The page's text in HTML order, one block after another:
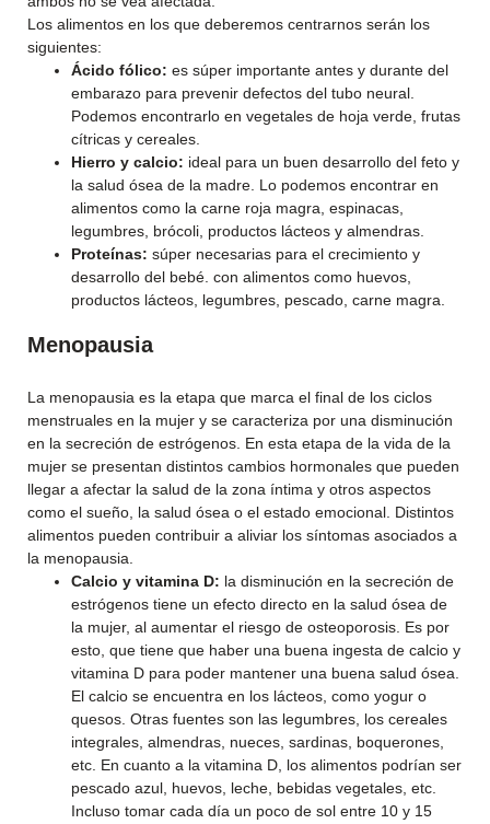
Los alimentos en los que deberemos centrarnos serán los
siguientes:
Ácido fólico: es súper importante antes y durante del
embarazo para prevenir defectos del tubo neural.
Podemos encontrarlo en vegetales de hoja verde, frutas
cítricas y cereales.
Hierro y calcio: ideal para un buen desarrollo del feto y
la salud ósea de la madre. Lo podemos encontrar en
alimentos como la carne roja magra, espinacas,
legumbres, brócoli, productos lácteos y almendras.
Proteínas: súper necesarias para el crecimiento y
desarrollo del bebé. con alimentos como huevos,
productos lácteos, legumbres, pescado, carne magra.
Menopausia
La menopausia es la etapa que marca el final de los ciclos
menstruales en la mujer y se caracteriza por una disminución
en la secreción de estrógenos. En esta etapa de la vida de la
mujer se presentan distintos cambios hormonales que pueden
llegar a afectar la salud de la zona íntima y otros aspectos
como el sueño, la salud ósea o el estado emocional. Distintos
alimentos pueden contribuir a aliviar los síntomas asociados a
la menopausia.
Calcio y vitamina D: la disminución en la secreción de
estrógenos tiene un efecto directo en la salud ósea de
la mujer, al aumentar el riesgo de osteoporosis. Es por
esto, que tiene que haber una buena ingesta de calcio y
vitamina D para poder mantener una buena salud ósea.
El calcio se encuentra en los lácteos, como yogur o
quesos. Otras fuentes son las legumbres, los cereales
integrales, almendras, nueces, sardinas, boquerones,
etc. En cuanto a la vitamina D, los alimentos podrían ser
pescado azul, huevos, leche, bebidas vegetales, etc.
Incluso tomar cada día un poco de sol entre 10 y 15